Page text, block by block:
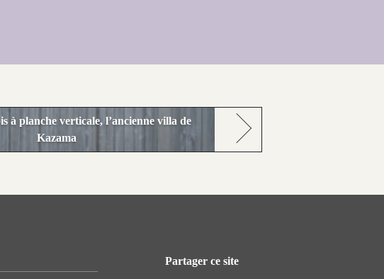
à planche verticale, l’ancienne villa de
Kazama
Partager ce site